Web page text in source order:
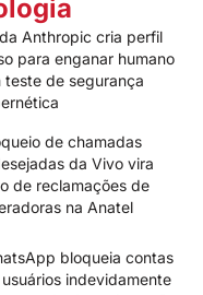
Anthropic cria perfil
para enganar humano
teste de segurança
de chamadas
da Vivo vira
de reclamações de
na Anatel
bloqueia contas
indevidamente